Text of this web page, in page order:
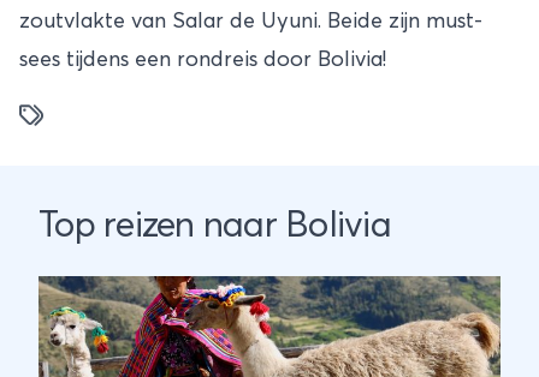
zoutvlakte van Salar de Uyuni. Beide zijn must-
sees tijdens een rondreis door Bolivia!
Top reizen naar Bolivia